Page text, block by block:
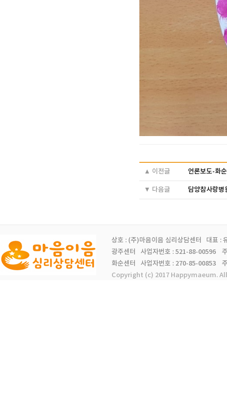
▲ 이전글 언론보도-화
▼ 다음글 담양참사랑병
상호 : (주)마음이음 심리상담센터 대표 :
광주센터 사업자번호 : 521-88-00596
화순센터 사업자번호 : 270-85-00853
Copyright (c) 2017 Happymaeum.